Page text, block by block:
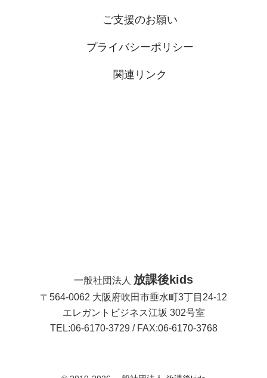
er
一般社団法人 放課後kids
〒564-0062 大阪府吹田市垂水町3丁目24-12
エレガントビジネス江坂 302号室
TEL:06-6170-3729 / FAX:06-6170-3768
ご支援のお願い
プライバシーポリシー
関連リンク